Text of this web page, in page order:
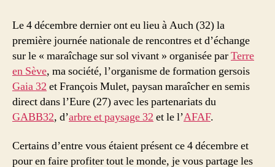
du
4
décembre
2012
Le 4 décembre dernier ont eu lieu à Auch (32) la
première journée nationale de rencontres et d’échange
sur le « maraîchage sur sol vivant » organisée parTerre
en Sève, ma société, l’organisme de formation gersois
Gaia 32 et François Mulet, paysan maraîcher en semis
direct dans l’Eure (27) avec les partenariats du
GABB32, d’arbre et paysage 32 et le l’AFAF.
Certains d’entre vous étaient présent ce 4 décembre et
pour en faire profiter tout le monde, je vous partage les